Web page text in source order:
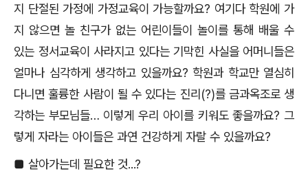
지 단절된 가정에 가정교육이 가능할까요? 여기다 학원에 가
지 않으면 놀 친구가 없는 어린이들이 놀이를 통해 배울 수
있는 정서교육이 사라지고 있다는 기막힌 사실을 어머니들은
얼마나 심각하게 생각하고 있을까요? 학원과 학교만 열심히
다니면 훌륭한 사람이 될 수 있다는 진리(?)를 금과옥조로 생
각하는 부모님들… 이렇게 우리 아이를 키워도 좋을까요?그
렇게 자라는 아이들은 과연 건강하게 자랄 수 있을까요?
■ 살아가는데 필요한 것...?